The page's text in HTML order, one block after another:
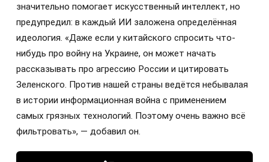
значительно помогает искусственный интеллект, но
предупредил: в каждый ИИ заложена определённая
идеология. «Даже если у китайского спросить что-
нибудь про войну на Украине, он может начать
рассказывать про агрессию России и цитировать
Зеленского. Против нашей страны ведётся небывалая
в истории информационная война с применением
самых грязных технологий. Поэтому очень важно всё
фильтровать», — добавил он.